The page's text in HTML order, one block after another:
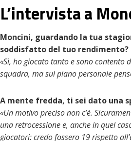
L’intervista a
Moncini, guardando la tua
soddisfatto del tuo rendimento?
«Sì, ho giocato tanto e sono contento
squadra, ma sul piano personale
A mente fredda, ti sei dato una
«Un motivo preciso non c’è.
una retrocessione e, anche in quel
giocatori: credo fossero 19 rispetto